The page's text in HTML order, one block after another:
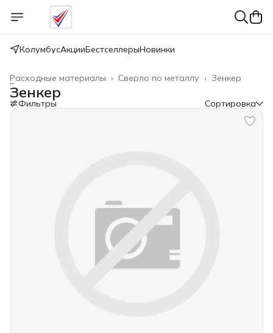
КолумбусАкцииБестселлерыНовинки
Зенкер
Сверло по металлу ›
Расходные материалы ›
Главная
Зенкер
Фильтры Сортировка